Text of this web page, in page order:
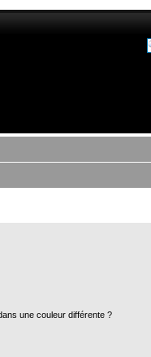
une couleur différente ?